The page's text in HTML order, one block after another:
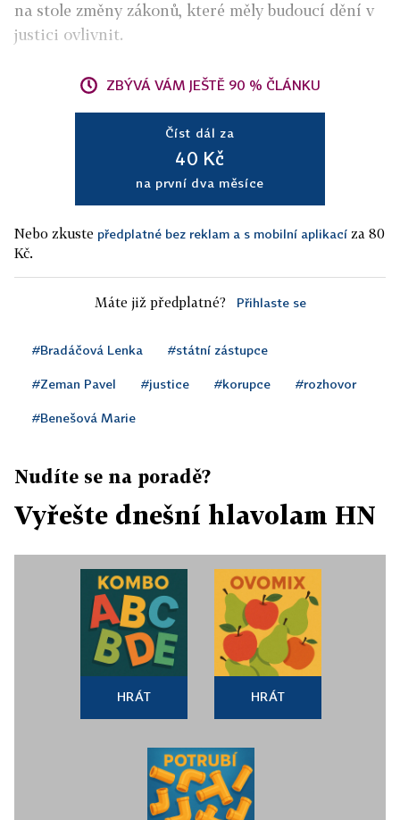
na stole změny zákonů, které měly budoucí dění v
justici ovlivnit.
ZBÝVÁ VÁM JEŠTĚ 90 % ČLÁNKU
Číst dál za
40 Kč
na první dva měsíce
Nebo zkuste předplatné bez reklam a s mobilní aplikací za 80
Kč.
Máte již předplatné? Přihlaste se
#Bradáčová Lenka #státní zástupce
#Zeman Pavel #justice #korupce #rozhovor
#Benešová Marie
Nudíte se na poradě?
Vyřešte dnešní hlavolam HN
HRÁT HRÁT